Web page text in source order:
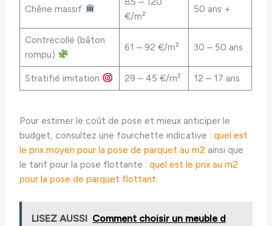
Chêne massif
€/m²
50 ans +
Contrecollé (bâton
rompu)
61 – 92 €/m² 30 – 50 ans
Stratifié imitation 29 – 45 €/m² 12 – 17 ans
Pour estimer le coût de pose et mieux anticiper le
budget, consultez une fourchette indicative :quel est
le prix moyen pour la pose de parquet au m2 ainsi que
le tarif pour la pose flottante :quel est le prix au m2
pour la pose de parquet flottant.
LISEZ AUSSI Comment choisir un meuble d